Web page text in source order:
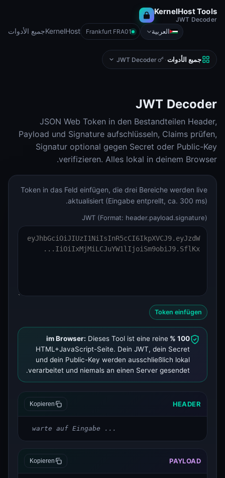
KernelHost Tools
JWT Decoder
جميع الأدواتKernelHost Frankfurt FRA01 العربية
جميع الأدوات ·
JWT Decoder
JWT Decoder
JSON Web Token in den Bestandteilen Header,
Payload und Signature aufschlüsseln, Claims prüfen,
Signatur optional gegen Secret oder Public-Key
verifizieren. Alles lokal in deinem Browser.
Token in das Feld einfügen, die drei Bereiche werden live
aktualisiert (Eingabe entprellt, ca. 300 ms).
JWT (Format: header.payload.signature)
Token einfügen
100 % im Browser:
Dieses Tool ist eine reine
HTML+JavaScript-Seite. Dein JWT, dein Secret
und dein Public-Key werden ausschließlich lokal
verarbeitet und niemals an einen Server gesendet.
HEADER
Kopieren
warte auf Eingabe ...
PAYLOAD
Kopieren